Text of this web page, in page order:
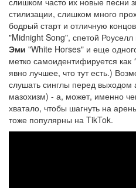
стилизации, слишком много
бодрый старт и отличную
"Midnight Song", спетой
Эми "White Horses" и еще
метко самоидентифируется как
явно лучшее, что тут есть.)
слушать синглы перед выходом
мазохизм) - а, может, именно
хватало, чтобы шагнуть на
тоже популярны на TikTok.